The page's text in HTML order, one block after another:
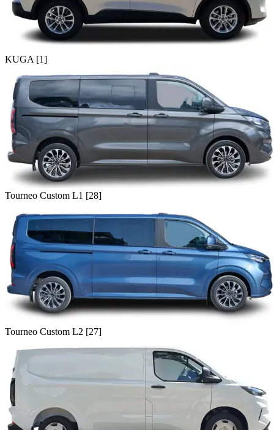
KUGA [1]
Tourneo Custom L1 [28]
Tourneo Custom L2 [27]